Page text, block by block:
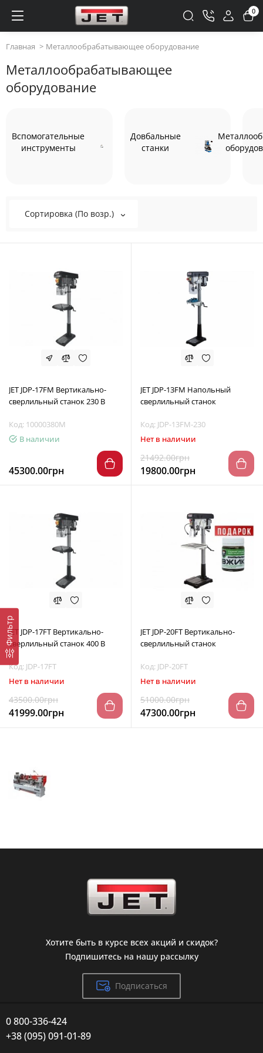
0
Главная Металлообрабатывающее оборудование
Металлообрабатывающее
оборудование
Вспомогательные
инструменты
Довбальные
станки
Фильтр
Сортировка (По возр.)
JET JDP-17FM Вертикально-
сверлильный станок 230 В
Код: 10000380M
В наличии
45300.00грн
JET JDP-13FM Напольный
сверлильный станок
Код: JDP-13FM-230
Нет в наличии
21492.00грн
19800.00грн
JET JDP-17FT Вертикально-
сверлильный станок 400 В
Код: JDP-17FT
Нет в наличии
43500.00грн
41999.00грн
JET JDP-20FT Вертикально-
сверлильный станок
Код: JDP-20FT
Нет в наличии
51000.00грн
47300.00грн
Хотите быть в курсе всех акций и скидок?
Подпишитесь на нашу рассылку
Подписаться
0 800-336-424
+38 (095) 091-01-89